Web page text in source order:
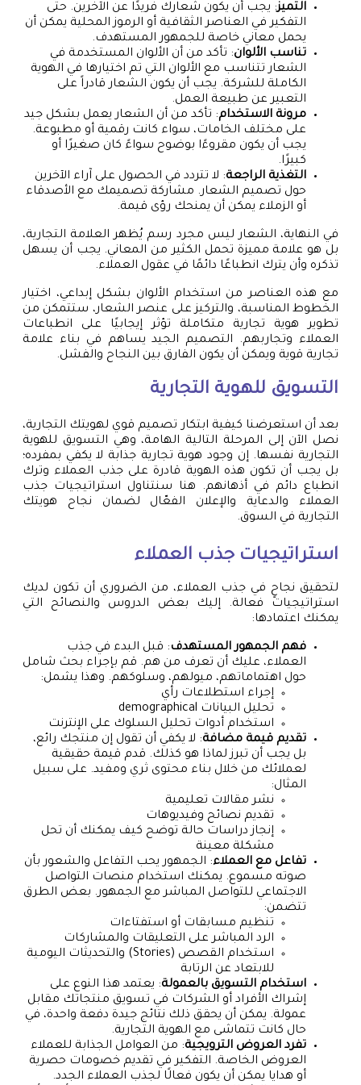
التميز: يجب أن يكون شعارك فريدًا عن الآخرين. حتى
التفكير في العناصر الثقافية أو الرموز المحلية يمكن أن
يحمل معاني خاصة للجمهور المستهدف.
تناسب الألوان: تأكد من أن الألوان المستخدمة في
الشعار تتناسب مع الألوان التي تم اختيارها في الهوية
الكاملة للشركة. يجب أن يكون الشعار قادراً على
التعبير عن طبيعة العمل.
مرونة الاستخدام: تأكد من أن الشعار يعمل بشكل جيد
على مختلف الخامات، سواء كانت رقمية أو مطبوعة.
يجب أن يكون مقروءًا بوضوح سواءً كان صغيرًا أو
كبيرًا.
التغذية الراجعة: لا تتردد في الحصول على آراء الآخرين
حول تصميم الشعار. مشاركة تصميمك مع الأصدقاء
أو الزملاء يمكن أن يمنحك رؤى قيمة.
في النهاية، الشعار ليس مجرد رسم يُظهر العلامة التجارية،
بل هو علامة مميزة تحمل الكثير من المعاني. يجب أن يسهل
تذكره وأن يترك انطباعًا دائمًا في عقول العملاء.
مع هذه العناصر من استخدام الألوان بشكل إبداعي، اختيار
الخطوط المناسبة، والتركيز على عنصر الشعار، ستتمكن من
تطوير هوية تجارية متكاملة تؤثر إيجابيًا على انطباعات
العملاء وتجاربهم. التصميم الجيد يساهم في بناء علامة
تجارية قوية ويمكن أن يكون الفارق بين النجاح والفشل.
التسويق للهوية التجارية
بعد أن استعرضنا كيفية ابتكار تصميم قوي لهويتك التجارية،
نصل الآن إلى المرحلة التالية الهامة، وهي التسويق للهوية
التجارية نفسها. إن وجود هوية تجارية جذابة لا يكفي بمفرده؛
بل يجب أن تكون هذه الهوية قادرة على جذب العملاء وترك
انطباع دائم في أذهانهم. هنا سنتناول استراتيجيات جذب
العملاء والدعاية والإعلان الفعّال لضمان نجاح هويتك
التجارية في السوق.
استراتيجيات جذب العملاء
لتحقيق نجاحٍ في جذب العملاء، من الضروري أن تكون لديك
استراتيجيات فعالة. إليك بعض الدروس والنصائح التي
يمكنك اعتمادها:
فهم الجمهور المستهدف: قبل البدء في جذب
العملاء، عليك أن تعرف من هم. قم بإجراء بحث شامل
حول اهتماماتهم، ميولهم، وسلوكهم. وهذا يشمل:
إجراء استطلاعات رأي
تحليل البيانات demographical
استخدام أدوات تحليل السلوك على الإنترنت
تقديم قيمة مضافة: لا يكفي أن تقول إن منتجك رائع،
بل يجب أن تبرز لماذا هو كذلك. قدم قيمة حقيقية
لعملائك من خلال بناء محتوى ثري ومفيد. على سبيل
المثال:
نشر مقالات تعليمية
تقديم نصائح وفيديوهات
إنجاز دراسات حالة توضح كيف يمكنك أن تحل
مشكلة معينة
تفاعل مع العملاء: الجمهور يحب التفاعل والشعور بأن
صوته مسموع. يمكنك استخدام منصات التواصل
الاجتماعي للتواصل المباشر مع الجمهور. بعض الطرق
تتضمن:
تنظيم مسابقات أو استفتاءات
الرد المباشر على التعليقات والمشاركات
استخدام القصص (Stories) والتحديثات اليومية
للابتعاد عن الرتابة
استخدام التسويق بالعمولة: يعتمد هذا النوع على
إشراك الأفراد أو الشركات في تسويق منتجاتك مقابل
عمولة. يمكن أن يحقق ذلك نتائج جيدة دفعة واحدة، في
حال كانت تتماشى مع الهوية التجارية.
تفرد العروض الترويجية: من العوامل الجذابة للعملاء
العروض الخاصة. التفكير في تقديم خصومات حصرية
أو هدايا يمكن أن يكون فعالًا لجذب العملاء الجدد.